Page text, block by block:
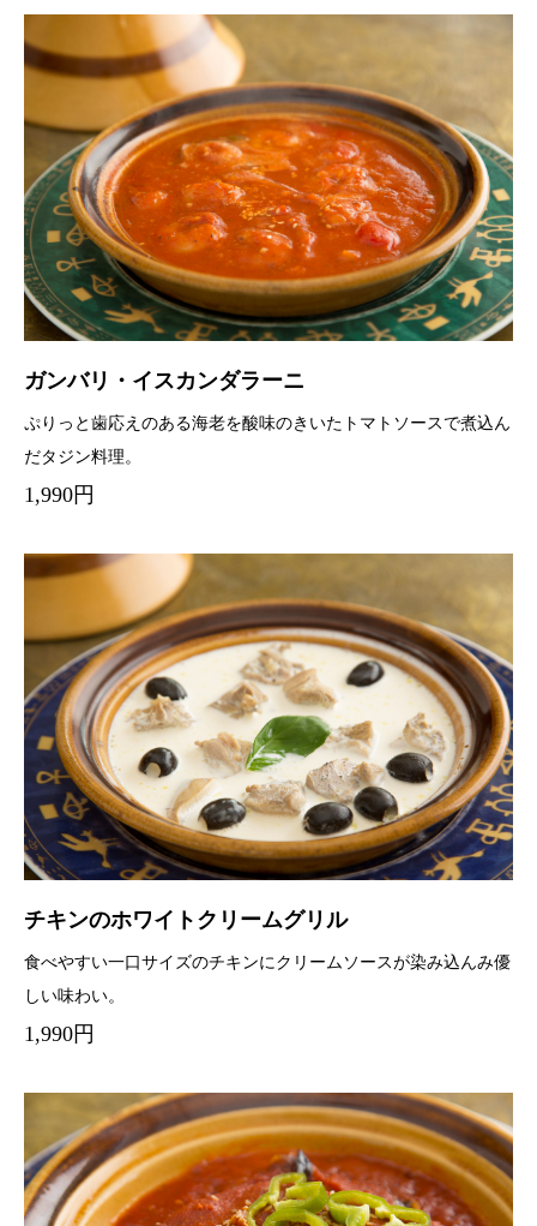
ガンバリ・イスカンダラーニ
ぷりっと歯応えのある海老を酸味のきいたトマトソースで煮込ん
だタジン料理。
1,990円
チキンのホワイトクリームグリル
食べやすい一口サイズのチキンにクリームソースが染み込んみ優
しい味わい。
1,990円